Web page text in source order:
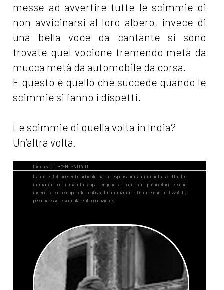
messe ad avvertire tutte le scimmie di
non avvicinarsi al loro albero, invece di
una bella voce da cantante si sono
trovate quel vocione tremendo metà da
mucca metà da automobile da corsa.
E questo è quello che succede quando le
scimmie si fanno i dispetti.
Le scimmie di quella volta in India?
Un’altra volta.